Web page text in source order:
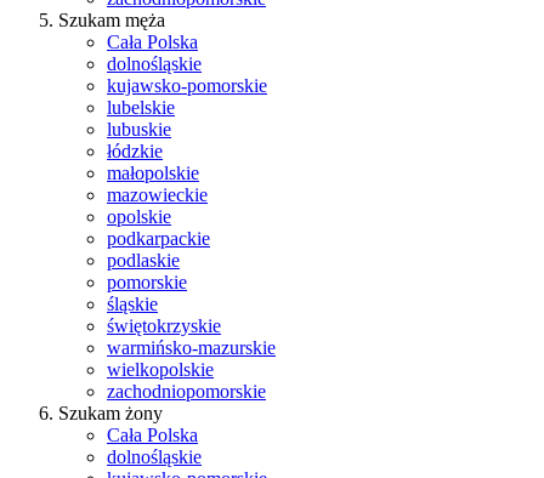
Szukam męża
Cała Polska
dolnośląskie
kujawsko-pomorskie
lubelskie
lubuskie
łódzkie
małopolskie
mazowieckie
opolskie
podkarpackie
podlaskie
pomorskie
śląskie
świętokrzyskie
warmińsko-mazurskie
wielkopolskie
zachodniopomorskie
Szukam żony
Cała Polska
dolnośląskie